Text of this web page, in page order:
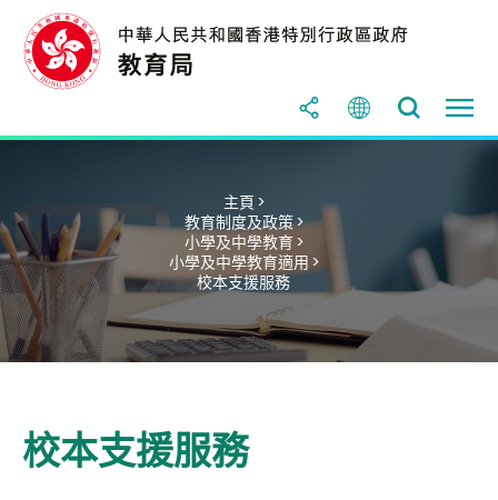
主頁 >
教育制度及政策 >
小學及中學教育 >
小學及中學教育適用 >
校本支援服務
校本支援服務